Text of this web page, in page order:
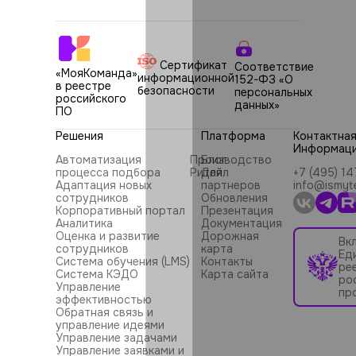
«МояКоманда»
в реестре
российского
ПО
Сертификат
информационной
безопасности
Соответствие
152-ФЗ «О
персональных
данных»
Решения
Автоматизация
процесса подбора
Адаптация новых
сотрудников
Корпоративный портал
Аналитика
Оценка и развитие
сотрудников
Система обучения (LMS)
Система КЭДО
Управление
эффективностью
Обратная связь и
управление идеями
Управление задачами
Управление заявками и
Производство
Ритейл
Платформа
Блог
Для
партнеров
Обновления
Презентация
Документация
Дорожная
карта
Контакты
Карта сайта
Контактная
+7 (495)